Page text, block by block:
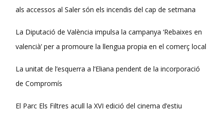
als accessos al Saler són els incendis del cap de setmana
La Diputació de València impulsa la campanya ‘Rebaixes en
valencià’ per a promoure la llengua propia en el comerç local
La unitat de l’esquerra a l’Eliana pendent de la incorporació
de Compromís
El Parc Els Filtres acull la XVI edició del cinema d’estiu